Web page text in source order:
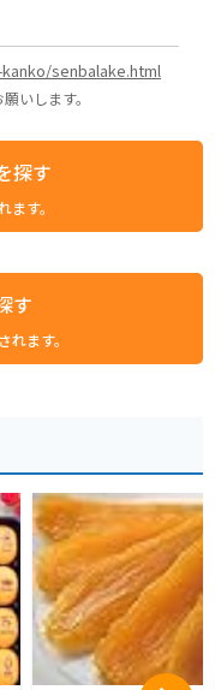
senbalake.html
いします。
探す
す。
す
ます。